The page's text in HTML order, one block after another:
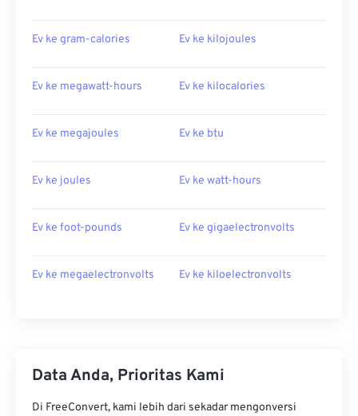
Ev ke gram-calories Ev ke kilojoules
Ev ke megawatt-hours Ev ke kilocalories
Ev ke megajoules Ev ke btu
Ev ke joules Ev ke watt-hours
Ev ke foot-pounds Ev ke gigaelectronvolts
Ev ke megaelectronvolts Ev ke kiloelectronvolts
Data Anda, Prioritas Kami
Di FreeConvert, kami lebih dari sekadar mengonversi